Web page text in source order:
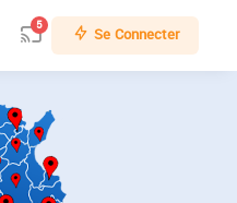
5 Se Connecter